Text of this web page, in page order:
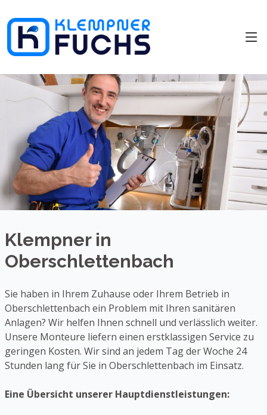
Klempner in
Oberschlettenbach
Sie haben in Ihrem Zuhause oder Ihrem Betrieb in
Oberschlettenbach ein Problem mit Ihren sanitären
Anlagen? Wir helfen Ihnen schnell und verlässlich weiter.
Unsere Monteure liefern einen erstklassigen Service zu
geringen Kosten. Wir sind an jedem Tag der Woche 24
Stunden lang für Sie in Oberschlettenbach im Einsatz.
Eine Übersicht unserer Hauptdienstleistungen: